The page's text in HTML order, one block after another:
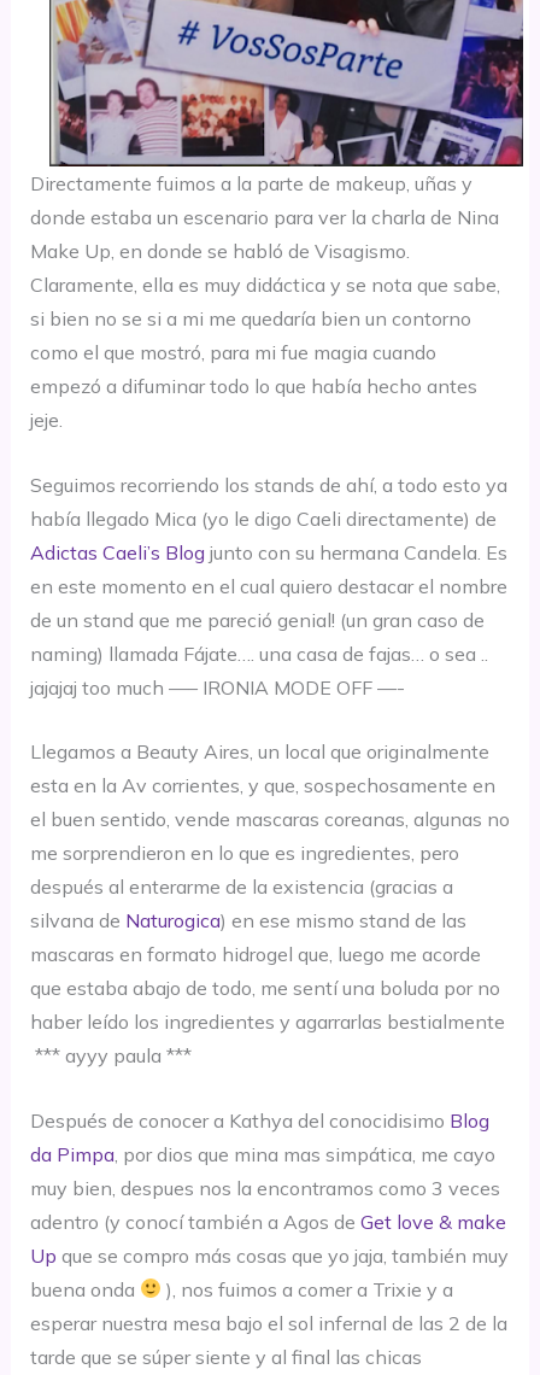
Directamente fuimos a la parte de makeup, uñas y
donde estaba un escenario para ver la charla de Nina
Make Up, en donde se habló de Visagismo.
Claramente, ella es muy didáctica y se nota que sabe,
si bien no se si a mi me quedaría bien un contorno
como el que mostró, para mi fue magia cuando
empezó a difuminar todo lo que había hecho antes
jeje.
Seguimos recorriendo los stands de ahí, a todo esto ya
había llegado Mica (yo le digo Caeli directamente) de
Adictas Caeli’s Blog junto con su hermana Candela. Es
en este momento en el cual quiero destacar el nombre
de un stand que me pareció genial! (un gran caso de
naming) llamada Fájate…. una casa de fajas… o sea ..
jajajaj too much —– IRONIA MODE OFF —-
Llegamos a Beauty Aires, un local que originalmente
esta en la Av corrientes, y que, sospechosamente en
el buen sentido, vende mascaras coreanas, algunas no
me sorprendieron en lo que es ingredientes, pero
después al enterarme de la existencia (gracias a
silvana de Naturogica) en ese mismo stand de las
mascaras en formato hidrogel que, luego me acorde
que estaba abajo de todo, me sentí una boluda por no
haber leído los ingredientes y agarrarlas bestialmente
*** ayyy paula ***
Después de conocer a Kathya del conocidisimo Blog
da Pimpa, por dios que mina mas simpática, me cayo
muy bien, despues nos la encontramos como 3 veces
adentro (y conocí también a Agos de Get love & make
Up que se compro más cosas que yo jaja, también muy
buena onda
), nos fuimos a comer a Trixie y a
esperar nuestra mesa bajo el sol infernal de las 2 de la
tarde que se súper siente y al final las chicas